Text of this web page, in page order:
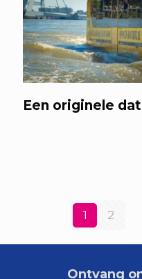
Een originele
1 2
Ontvang